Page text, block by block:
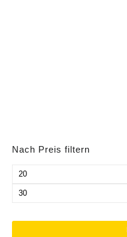
Nach Preis filtern
Min.
Max.